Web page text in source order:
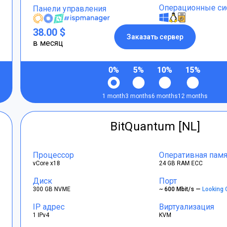
Панели управления Операционные
38.00 $
в месяц
Заказать сервер
0%
1 month
5%
3 months
10%
6 months
15%
12 months
BitQuantum [NL]
Процессор
vCore x18
Оперативная
24 GB RAM ECC
Диск
300 GB NVME
Порт
~ 600 Mbit/s —Looking
IP адрес
1 IPv4
Виртуализация
KVM